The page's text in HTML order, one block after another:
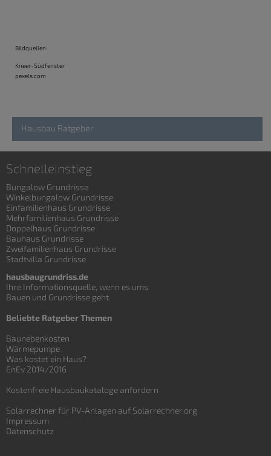
Bildquellen:
Kneer-Südfenster
pexels.com
Hausbau Ratgeber
Schnelleinstieg
Bungalow Grundrisse
Winkelbungalow Grundrisse
Einfamilienhaus Grundrisse
Mehrfamilienhaus Grundrisse
Doppelhaus Grundrisse
Bauhaus Grundrisse
Zweifamilienhaus Grundrisse
Stadtvilla Grundrisse
hausbaugrundriss.de
Ihre Informationsquelle, wenn es ums
Bauen und Grundrisse geht.
Beliebte Ratgeber Themen
Baunebenkosten
Wärmepumpe
Was kostet ein Haus?
EnEv 2014/2016
Kostenfreie Hausbaukataloge anfordern
Solarrechner für PV-Anlagen auf Solarrechner.org
Impressum
Datenschutz